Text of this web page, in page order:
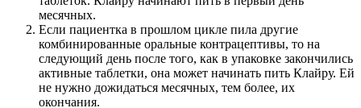
месячных.
Если пациентка в прошлом цикле пила другие
комбинированные оральные контрацептивы, то на
следующий день после того, как в упаковке закончились
активные таблетки, она может начинать пить Клайру. Ей
не нужно дожидаться месячных, тем более, их
окончания.